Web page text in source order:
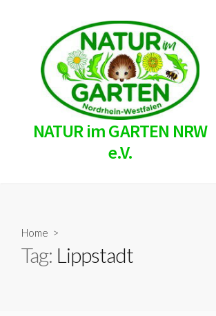
content
NATUR im GARTEN NRW
e.V.
Home >
Tag: Lippstadt